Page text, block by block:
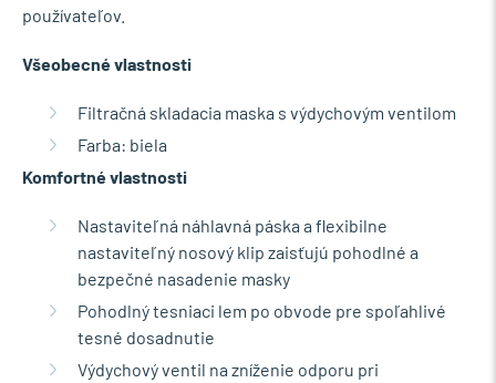
používateľov.
Všeobecné vlastnosti
Filtračná skladacia maska s výdychovým ventilom
Farba: biela
Komfortné vlastnosti
Nastaviteľná náhlavná páska a flexibilne
nastaviteľný nosový klip zaisťujú pohodlné a
bezpečné nasadenie masky
Pohodlný tesniaci lem po obvode pre spoľahlivé
tesné dosadnutie
Výdychový ventil na zníženie odporu pri